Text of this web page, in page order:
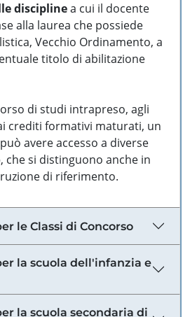
disciplinea cui il docente
alla laurea che possiede
Vecchio Ordinamento, a
titolo di abilitazione
di studi intrapreso, agli
crediti formativi maturati, un
avere accesso a diverse
, che si distinguono anche in
di riferimento.
le Classi di Concorso
la scuola dell'infanzia e
la scuola secondaria di